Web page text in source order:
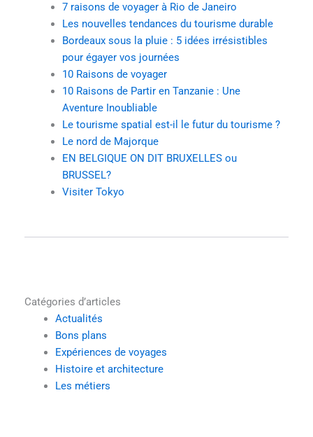
7 raisons de voyager à Rio de Janeiro
Les nouvelles tendances du tourisme durable
Bordeaux sous la pluie : 5 idées irrésistibles
pour égayer vos journées
10 Raisons de voyager
10 Raisons de Partir en Tanzanie : Une
Aventure Inoubliable
Le tourisme spatial est-il le futur du tourisme ?
Le nord de Majorque
EN BELGIQUE ON DIT BRUXELLES ou
BRUSSEL?
Visiter Tokyo
Catégories d’articles
Actualités
Bons plans
Expériences de voyages
Histoire et architecture
Les métiers